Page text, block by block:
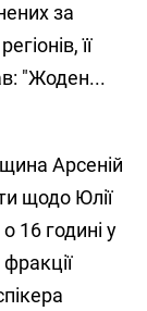
за
її
"Жоден...
Арсеній
щодо Юлії
16 годині у